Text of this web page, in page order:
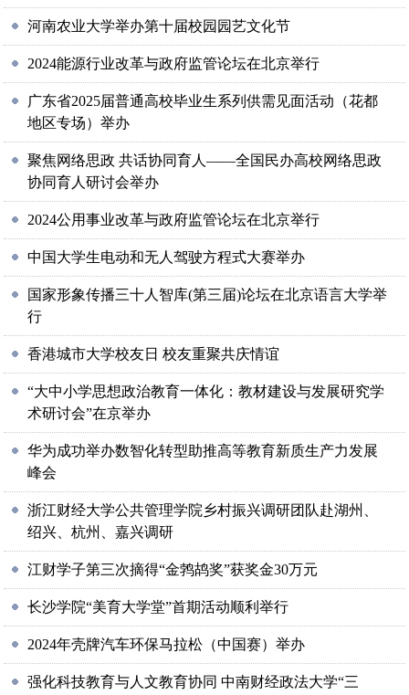
河南农业大学举办第十届校园园艺文化节
2024能源行业改革与政府监管论坛在北京举行
广东省2025届普通高校毕业生系列供需见面活动（花都
地区专场）举办
聚焦网络思政 共话协同育人——全国民办高校网络思政
协同育人研讨会举办
2024公用事业改革与政府监管论坛在北京举行
中国大学生电动和无人驾驶方程式大赛举办
国家形象传播三十人智库(第三届)论坛在北京语言大学举
行
香港城市大学校友日 校友重聚共庆情谊
“大中小学思想政治教育一体化：教材建设与发展研究学
术研讨会”在京举办
华为成功举办数智化转型助推高等教育新质生产力发展
峰会
浙江财经大学公共管理学院乡村振兴调研团队赴湖州、
绍兴、杭州、嘉兴调研
江财学子第三次摘得“金鹁鸪奖”获奖金30万元
长沙学院“美育大学堂”首期活动顺利举行
2024年壳牌汽车环保马拉松（中国赛）举办
强化科技教育与人文教育协同 中南财经政法大学“三